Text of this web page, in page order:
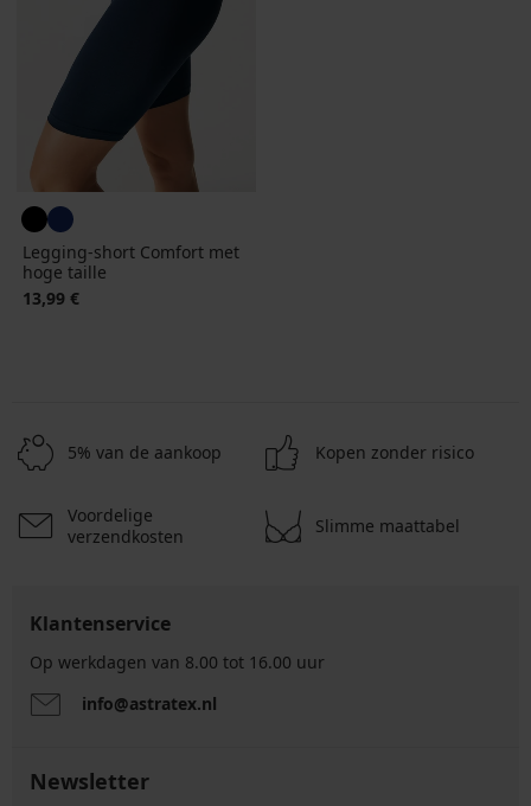
Legging-short Comfort met
hoge taille
13,99 €
5% van de aankoop Kopen zonder risico
Voordelige
verzendkosten
Slimme maattabel
Klantenservice
Op werkdagen van 8.00 tot 16.00 uur
info@astratex.nl
Newsletter